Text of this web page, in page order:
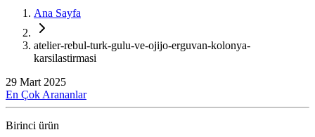
Ana Sayfa
atelier-rebul-turk-gulu-ve-ojijo-erguvan-kolonya-
karsilastirmasi
29 Mart 2025
En Çok Arananlar
Birinci ürün